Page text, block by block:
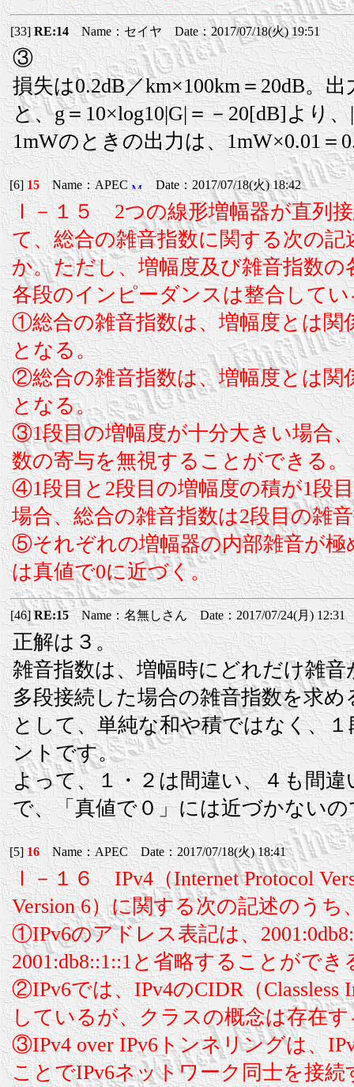
[33]RE:14 Name：セイヤ Date：2017/07/18(火) 19:51
③
損失は0.2dB／km×100km＝20dB。
と、g＝10×log10|G|＝－20[dB]より
1mWのときの出力は、1mW×0.01＝
[6]15Name：APEC Date：2017/07/18(火) 18:42
Ⅰ－１５ 2つの線形増幅器が直列
て、総合の雑音指数に関する次の
か。ただし、増幅度及び雑音指数
各段のインピーダンスは整合して
①総合の雑音指数は、増幅度とは関
となる。
②総合の雑音指数は、増幅度とは関
となる。
③1段目の増幅度が十分大きい場合
数の寄与を無視することができる。
④1段目と2段目の増幅度の積が1段
場合、総合の雑音指数は2段目の雑
⑤それぞれの増幅器の内部雑音が極
は真値で0に近づく。
[46]RE:15Name：名無しさん Date：2017/07/24(月) 12:31
正解は３。
雑音指数は、増幅時にどれだけ雑
多段接続した場合の雑音指数を求
として、単純な和や積ではなく、
ントです。
よって、１・２は間違い、４も間
で、「真値で０」には近づかない
[5]16Name：APEC Date：2017/07/18(火) 18:41
Ⅰ－１６ IPv4（Internet Protocol
Version 6）に関する次の記述のう
①IPv6のアドレス表記は、
2001:db8::1::1と省略することができ
②IPv6では、IPv4のCIDR（Classless
しているが、クラスの概念は存在す
③IPv4 over IPv6トンネリングは、
ことでIPv6ネットワーク同士を接